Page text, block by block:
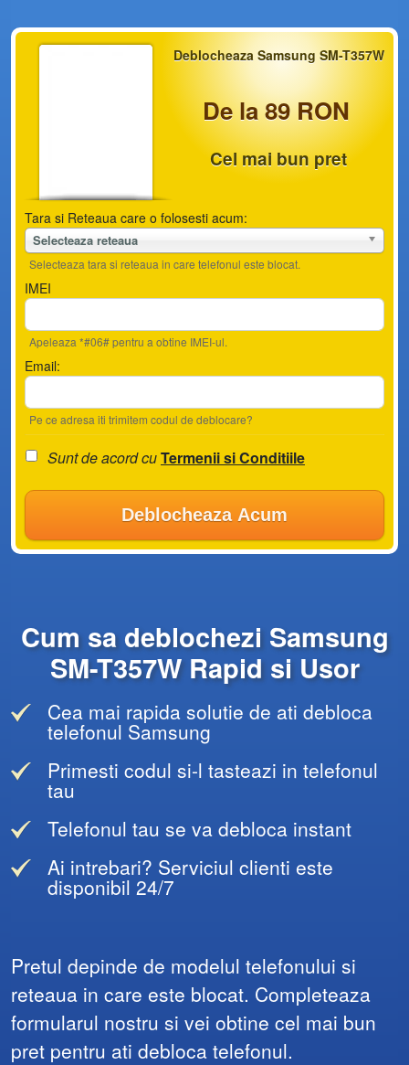
Deblocheaza Samsung SM-T357W
De la 89 RON
Cel mai bun pret
Tara si Reteaua care o folosesti acum:
Selecteaza reteaua
Selecteaza tara si reteaua in care telefonul este blocat.
IMEI
Apeleaza *#06# pentru a obtine IMEI-ul.
Email:
Pe ce adresa iti trimitem codul de deblocare?
Sunt de acord cuTermenii si Conditiile
Deblocheaza Acum
Cum sa deblochezi Samsung
SM-T357W Rapid si Usor
Cea mai rapida solutie de ati debloca
telefonul Samsung
Primesti codul si-l tasteazi in telefonul
tau
Telefonul tau se va debloca instant
Ai intrebari? Serviciul clienti este
disponibil 24/7
Pretul depinde de modelul telefonului si
reteaua in care este blocat. Completeaza
formularul nostru si vei obtine cel mai bun
pret pentru ati debloca telefonul.